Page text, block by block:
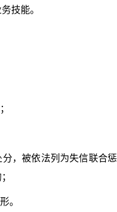
技能。
被依法列为失信联合
。